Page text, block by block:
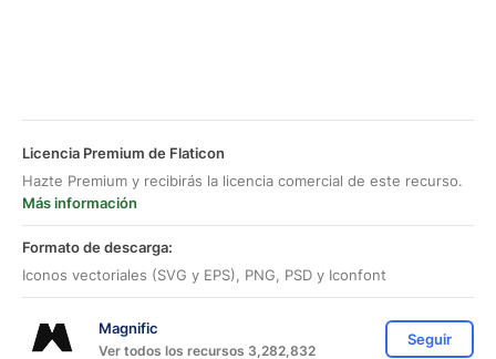
Licencia Premium de Flaticon
Hazte Premium y recibirás la licencia comercial de este recurso.
Más información
Formato de descarga:
Iconos vectoriales (SVG y EPS), PNG, PSD y Iconfont
Magnific
Ver todos los recursos 3,282,832
Seguir